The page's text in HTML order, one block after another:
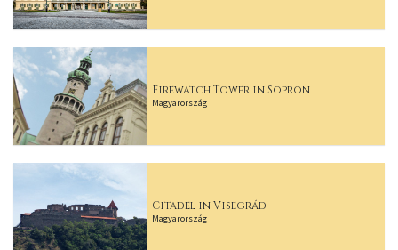
Firewatch Tower in Sopron
Magyarország
Citadel in Visegrád
Magyarország